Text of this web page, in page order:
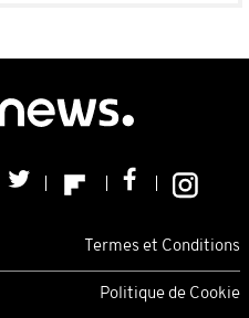
Termes et Conditions
Politique de Cookie